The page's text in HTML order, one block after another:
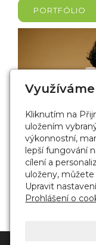
PORTFÓLIO
Kliknutím na
uložením
výkonnostní,
lepší fungování
cílení a
uloženy,
Upravit
Prohlášení o